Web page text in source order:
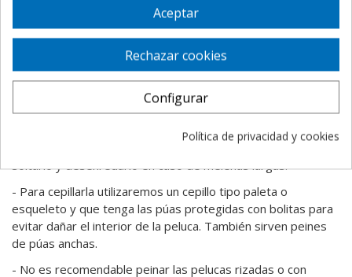
MANTENIMIENTO Y RECOMENDACIONES PARA PELUCAS
SINTÉTICAS
- Recomendamos utilizar la peluca únicamente para salir a la
calle y utilizar un gorrito o turbante para estar en casa. De
este modo alargaremos la vida de la peluca y la
mantendremos en mejores condiciones.
debe realizarse cuando veamos
que el cabello está apelmazado, únicamente con el fin de
soltarlo y desenredarlo en caso de melenas largas.
- Para cepillarla utilizaremos un cepillo tipo paleta o
esqueleto y que tenga las púas protegidas con bolitas para
evitar dañar el interior de la peluca. También sirven peines
de púas anchas.
- No es recomendable peinar las pelucas rizadas o con
Aceptar
Rechazar cookies
Configurar
Política de privacidad y cookies